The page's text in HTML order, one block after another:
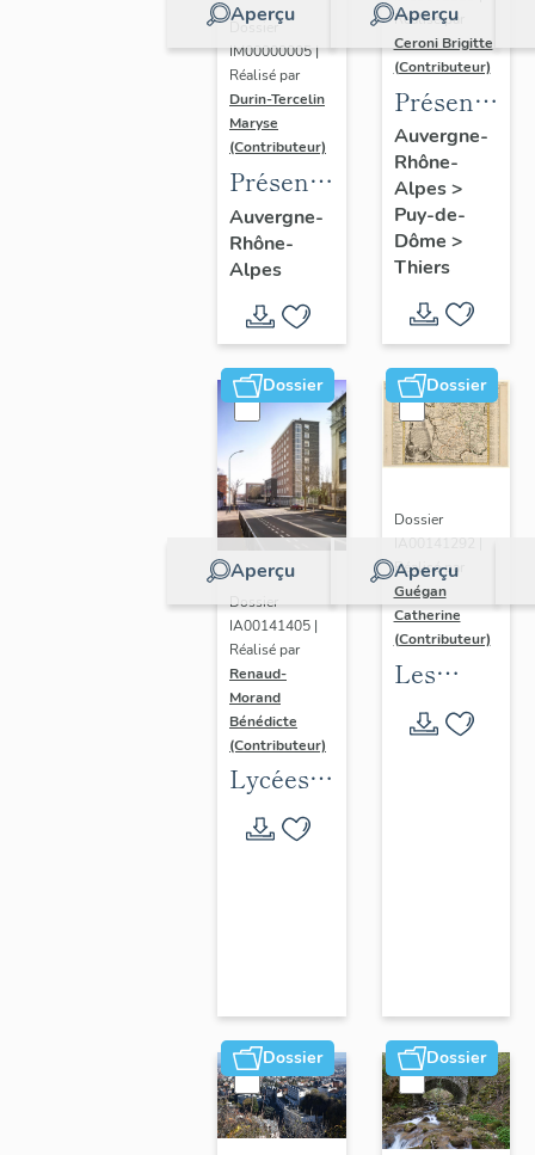
Aperçu
Dossier
IM00000005 |
Réalisé par
Durin-Tercelin
Maryse
(Contributeur)
Présentation
de
l’opération
tissus et
ornements
liturgiques
en
Auvergne
Auvergne-
Rhône-
Alpes
Aperçu
Réalisé par
Ceroni Brigitte
(Contributeur)
de
l'enquête
thématique
régionale
"Pentes
de la
commune
de
Thiers"
Auvergne-
Rhône-
Alpes>
Puy-de-
Dôme >
Thiers
Dossier
Aperçu
Dossier
IA00141405 |
Réalisé par
Renaud-
Morand
Bénédicte
(Contributeur)
Lycées
publics
en
Dossier
Aperçu
Dossier
IA00141292 |
Réalisé par
Guégan
Catherine
(Contributeur)
Les
collèges
jésuites
Rhône-
Alpes
(DOSSIER
EN
COURS)
Dossier Dossier